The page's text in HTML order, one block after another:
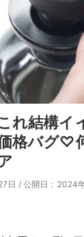
れ結構イ
格バグ♡
日 / 公開日：2024